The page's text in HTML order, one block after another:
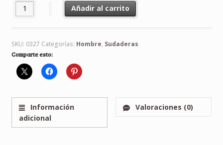
Sudadera No Pirlo No Party cantidad
Añadir al carrito
SKU: 0327 Categorías: Hombre, Sudaderas
Comparte esto:
Información
adicional
Valoraciones (0)